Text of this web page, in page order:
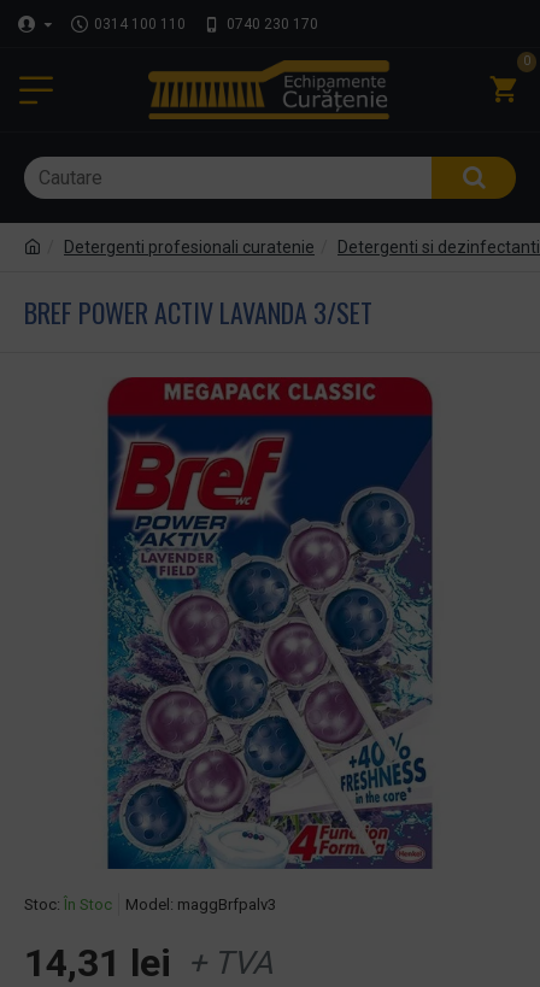
0314 100 110 0740 230 170
0
Detergenti profesionali curatenie Detergenti si dezinfectanti
BREF POWER ACTIV LAVANDA 3/SET
Stoc: În Stoc Model: maggBrfpalv3
14,31 lei + TVA